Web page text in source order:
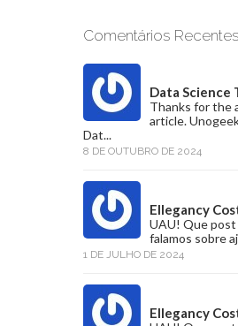
Comentários Recentes
Data Science
Thanks for the
article.
Dat...
8 DE OUTUBRO DE 2024
Ellegancy
UAU! Que post
falamos sobre
1 DE JULHO DE 2024
Ellegancy